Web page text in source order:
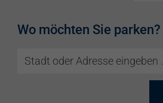
Wo möchten Sie parken?